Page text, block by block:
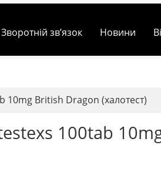
Зворотній зв’язок Новини
10mg British Dragon (халотест)
100tab